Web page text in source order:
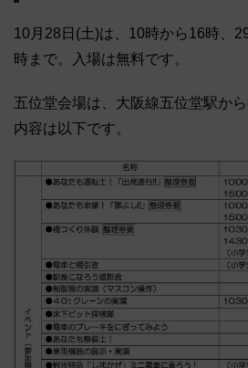
10月28日(土)は、10時から16時、
時まで。入場は無料です。
五位堂会場は、大阪線五位堂駅か
内容は以下です。